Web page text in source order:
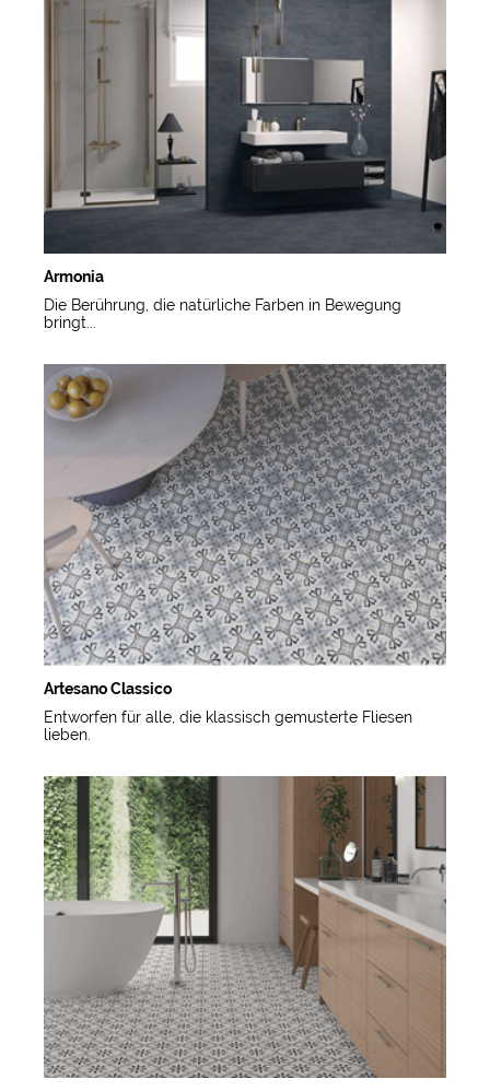
Armonia
Die Berührung, die natürliche Farben in Bewegung
bringt...
Artesano Classico
Entworfen für alle, die klassisch gemusterte Fliesen
lieben.